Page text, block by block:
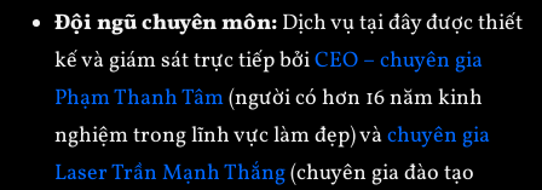
Đội ngũ chuyên môn: Dịch vụ tại đây được thiết
kế và giám sát trực tiếp bởiCEO – chuyên gia
Phạm Thanh Tâm(người có hơn 16 năm kinh
nghiệm trong lĩnh vực làm đẹp) vàchuyên gia
Laser Trần Mạnh Thắng(chuyên gia đào tạo